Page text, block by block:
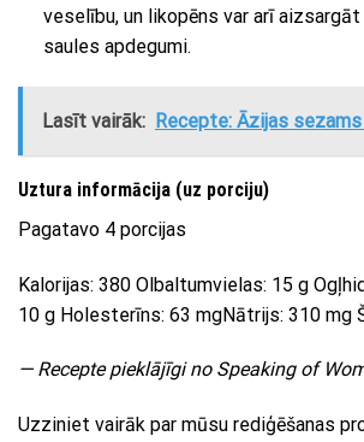
veselību, un likopēns var arī
saules apdegumi.
Lasīt vairāk: Recepte: Āzijas sezams
Uztura informācija (uz porciju)
Pagatavo 4 porcijas
Kalorijas: 380 Olbaltumvielas: 15 g
10 g Holesterīns: 63 mgNātrijs: 310 mg
— Recepte pieklājīgi no Speaking of
Uzziniet vairāk par mūsu rediģēšanas